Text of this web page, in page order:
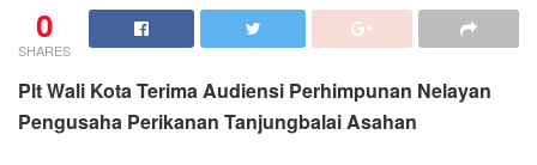
0
SHARES
Plt Wali Kota Terima Audiensi Perhimpunan Nelayan
Pengusaha Perikanan Tanjungbalai Asahan